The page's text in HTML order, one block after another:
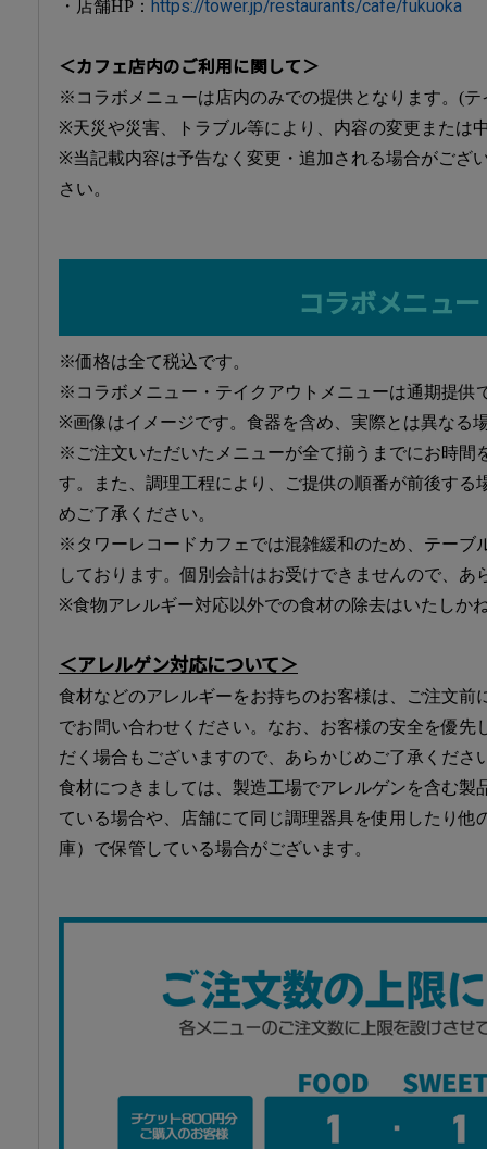
・店舗HP： https://tower.jp/restaurants/cafe/fukuoka
＜カフェ店内のご利用に関して＞
※コラボメニューは店内のみでの提供となります。(テ
※天災や災害、トラブル等により、内容の変更または
※当記載内容は予告なく変更・追加される場合がござ
さい。
コラボメニュー
※価格は全て税込です。
※コラボメニュー・テイクアウトメニューは通期提供
※画像はイメージです。食器を含め、実際とは異なる
※ご注文いただいたメニューが全て揃うまでにお時間
す。また、調理工程により、ご提供の順番が前後する
めご了承ください。
※タワーレコードカフェでは混雑緩和のため、テーブ
しております。個別会計はお受けできませんので、あ
※食物アレルギー対応以外での食材の除去はいたしか
＜アレルゲン対応について＞
食材などのアレルギーをお持ちのお客様は、ご注文前
でお問い合わせください。なお、お客様の安全を優先
だく場合もございますので、あらかじめご了承くださ
食材につきましては、製造工場でアレルゲンを含む製
ている場合や、店舗にて同じ調理器具を使用したり他
庫）で保管している場合がございます。